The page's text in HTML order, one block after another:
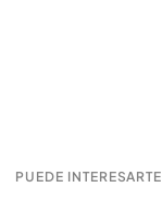
PUEDE INTERESARTE